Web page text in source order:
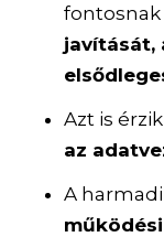
fontosnak
javítását,
Azt is
az
A